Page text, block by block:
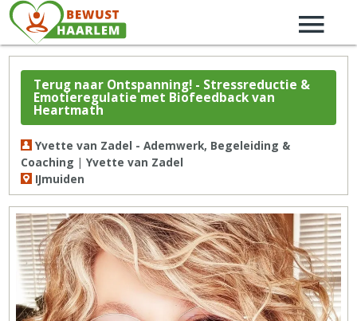
Terug naar Ontspanning! - Stressreductie &
Emotieregulatie met Biofeedback van
Heartmath
Yvette van Zadel - Ademwerk, Begeleiding &
Coaching | Yvette van Zadel
IJmuiden